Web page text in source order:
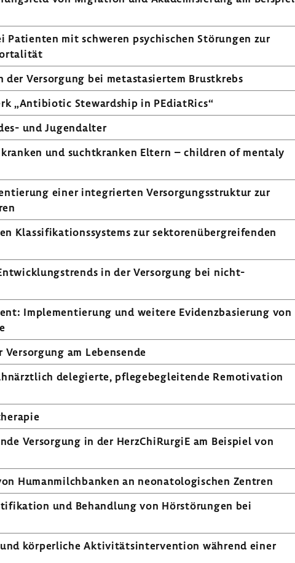
Pati­enten mit schweren psychi­schen Störungen zur
der Versor­gung bei meta­stasiertem Brust­krebs
„Anti­biotic Steward­ship in PEdiatRics“
und Jugend­alter
und sucht­kranken Eltern – children of mentaly
einer inte­grierten Versor­gungs­struktur zur
Klas­si­fi­ka­ti­ons­sys­tems zur sekto­ren­über­grei­fenden
in der Versor­gung bei nicht-​
Imple­men­tie­rung und weitere Evidenz­ba­sie­rung von
am Lebens­ende
dele­gierte, pfle­ge­be­glei­tende Remo­ti­va­tion
Versor­gung in der Herz­ChiR­urgiE am Beispiel von
Human­milch­banken an neona­to­lo­gi­schen Zentren
und Behand­lung von Hörstö­rungen bei
und körper­liche Akti­vi­täts­in­ter­ven­tion während einer